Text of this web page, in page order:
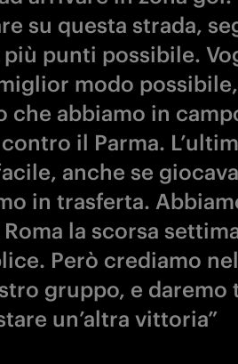
su questa strada,
punti possibile.
modo possibile,
abbiamo in
il Parma.
anche se
in trasferta.
la scorsa
Però crediamo
gruppo, e daremo
un’altra vittoria”